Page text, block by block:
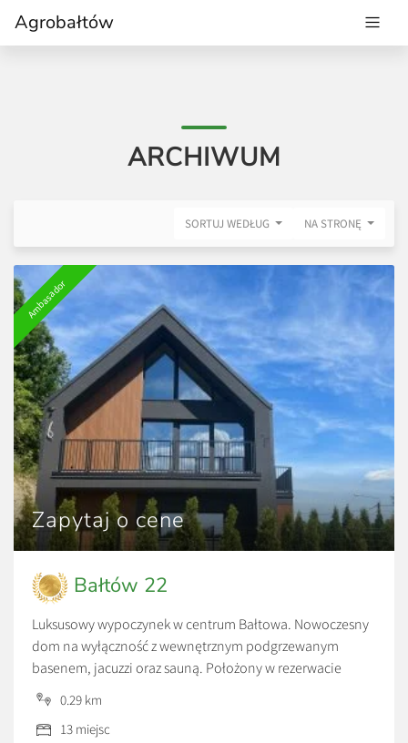
Agrobałtów
ARCHIWUM
SORTUJ WEDŁUG NA STRONĘ
Ambasador
Zapytaj o cene
Bałtów 22
Luksusowy wypoczynek w centrum Bałtowa. Nowoczesny
dom na wyłączność z wewnętrznym podgrzewanym
basenem, jacuzzi oraz sauną. Położony w rezerwacie
Modrzewie, u podnóża skarpy, nowoczesny, ekologiczny,
luksusowy dom o powierzchni 170 m2, z klimatyzacją i
rekuperacją, który komfortowo pomieści 13 osób. Na
0.29 km
13 miejsc